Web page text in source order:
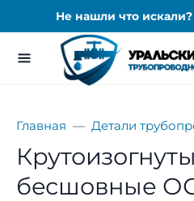
Не нашли что искали?
Главная Детали
бесшовные